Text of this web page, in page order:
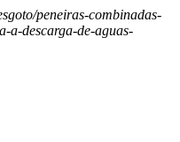
peneiras-combinadas-
a-descarga-de-aguas-